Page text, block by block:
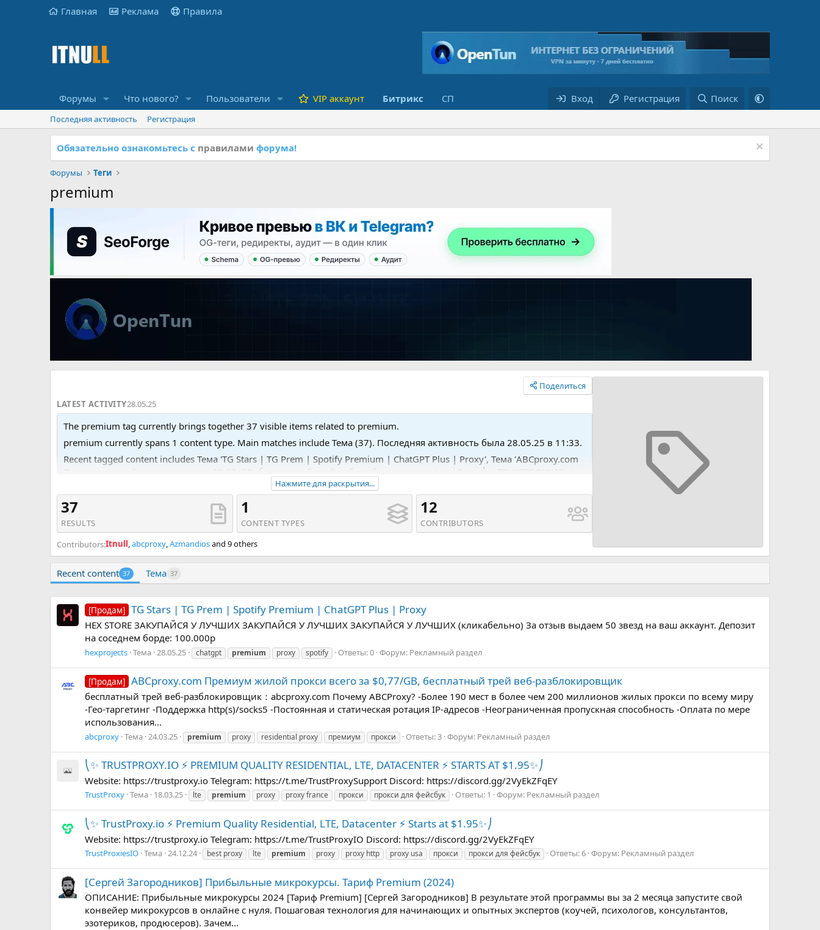
Главная Реклама Правила
Форумы Что нового? Пользователи VIP аккаунт Битрикс СП Вход Регистрация Поиск
Последняя активность Регистрация
Обязательно ознакомьтесь с правилами форума!
Форумы Теги
premium
Поделиться
LATEST ACTIVITY28.05.25
The premium tag currently brings together 37 visible items related to premium.
premium currently spans 1 content type. Main matches include Тема (37). Последняя активность была 28.05.25 в 11:33.
Recent tagged content includes Тема 'TG Stars | TG Prem | Spotify Premium | ChatGPT Plus | Proxy', Тема 'ABCproxy.com
Премиум жилой прокси всего за $0,77/GB, бесплатный трей веб-разблокировщик' and Тема '⎝✨ TRUSTPROXY.IO ⚡️
PREMIUM QUALITY RESIDENTIAL, LTE, DATACENTER ⚡️ STARTS AT $1.95✨⎠'.
Нажмите для раскрытия...
37
RESULTS
1
CONTENT TYPES
12
CONTRIBUTORS
Contributors:Itnull,abcproxy,Azmandiosand 9 others
Recent content 37 Тема 37
[Продам] TG Stars | TG Prem | Spotify Premium | ChatGPT Plus | Proxy
HEX STORE ЗАКУПАЙСЯ У ЛУЧШИХ ЗАКУПАЙСЯ У ЛУЧШИХ ЗАКУПАЙСЯ У ЛУЧШИХ (кликабельно) За отзыв выдаем 50 звезд на ваш аккаунт. Депозит
на соседнем борде: 100.000р
hexprojects Тема 28.05.25 chatgpt premium proxy spotify Ответы: 0 Форум: Рекламный раздел
[Продам] ABCproxy.com Премиум жилой прокси всего за $0,77/GB, бесплатный трей веб-разблокировщик
бесплатный трей веб-разблокировщик：abcproxy.com Почему ABCProxy? -Более 190 мест в более чем 200 миллионов жилых прокси по всему миру
-Гео-таргетинг -Поддержка http(s)/socks5 -Постоянная и статическая ротация IP-адресов -Неограниченная пропускная способность -Оплата по мере
использования...
abcproxy Тема 24.03.25 premium proxy residential proxy премиум прокси Ответы: 3 Форум: Рекламный раздел
⎝✨ TRUSTPROXY.IO ⚡️ PREMIUM QUALITY RESIDENTIAL, LTE, DATACENTER ⚡️ STARTS AT $1.95✨⎠
Website: https://trustproxy.io Telegram: https://t.me/TrustProxySupport Discord: https://discord.gg/2VyEkZFqEY
TrustProxy Тема 18.03.25 lte premium proxy proxy france прокси прокси для фейсбук Ответы: 1 Форум: Рекламный раздел
⎝✨ TrustProxy.io ⚡️ Premium Quality Residential, LTE, Datacenter ⚡️ Starts at $1.95✨⎠
Website: https://trustproxy.io Telegram: https://t.me/TrustProxyIO Discord: https://discord.gg/2VyEkZFqEY
TrustProxiesIO Тема 24.12.24 best proxy lte premium proxy proxy http proxy usa прокси прокси для фейсбук Ответы: 6 Форум: Рекламный раздел
[Сергей Загородников] Прибыльные микрокурсы. Тариф Premium (2024)
ОПИСАНИЕ: Прибыльные микрокурсы 2024 [Тариф Premium] [Сергей Загородников] В результате этой программы вы за 2 месяца запустите свой
конвейер микрокурсов в онлайне с нуля. Пошаговая технология для начинающих и опытных экспертов (коучей, психологов, консультантов,
эзотериков, продюсеров). Зачем...